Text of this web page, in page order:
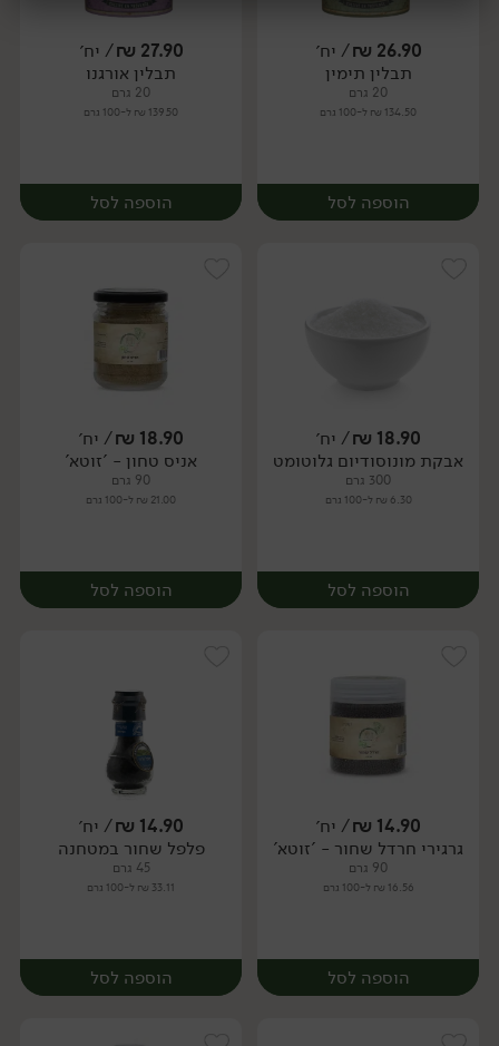
יח׳ יח׳
26.90
₪/ יח׳
תבלין תימין
20 גרם
134.50 ₪ ל-100 גרם
הוספה לסל
יח׳
27.90
₪/ יח׳
תבלין אורגנו
20 גרם
139.50 ₪ ל-100 גרם
הוספה לסל
יח׳
18.90
₪/ יח׳
אבקת מונוסודיום גלוטומט
300 גרם
6.30 ₪ ל-100 גרם
הוספה לסל
יח׳
18.90
₪/ יח׳
אניס טחון - 'זוטא'
90 גרם
21.00 ₪ ל-100 גרם
הוספה לסל
יח׳
14.90
₪/ יח׳
גרגירי חרדל שחור - 'זוטא'
90 גרם
16.56 ₪ ל-100 גרם
הוספה לסל
14.90
₪/ יח׳
פלפל שחור במטחנה
45 גרם
33.11 ₪ ל-100 גרם
הוספה לסל
יח׳ יח׳